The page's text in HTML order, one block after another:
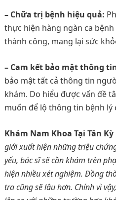
– Chữa trị bệnh hiệu quả:
thực hiện hàng ngàn ca
thành công, mang lại sức
– Cam kết bảo mật thông
bảo mật tất cả thông tin
khám. Do hiểu được vấn đề
muốn để lộ thông tin bệnh lý
Khám Nam Khoa Tại Tân
giới xuất hiện những triệu
yếu, bác sĩ sẽ cần khám trên
hiện nhiều xét nghiệm. Đồng
tra cũng sẽ lâu hơn. Chính vì